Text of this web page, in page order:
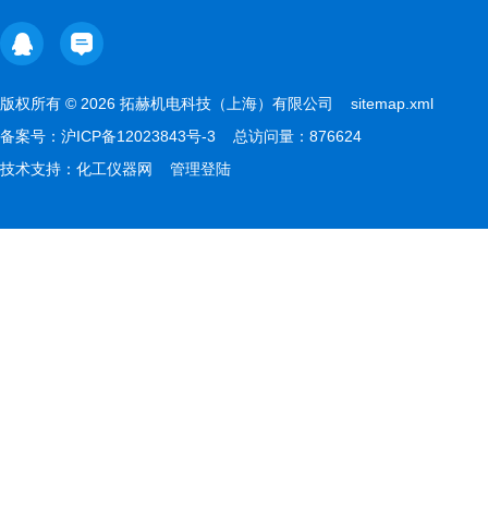
版权所有 © 2026 拓赫机电科技（上海）有限公司 sitemap.xml
备案号： 沪ICP备12023843号-3 总访问量：876624
技术支持： 化工仪器网 管理登陆